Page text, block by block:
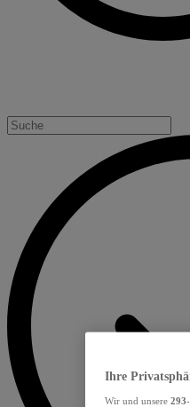
Ihre
Wir und unsere 293